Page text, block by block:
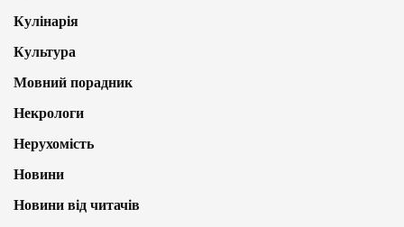
Кулінарія
Культура
Мовний порадник
Некрологи
Нерухомість
Новини
Новини від читачів